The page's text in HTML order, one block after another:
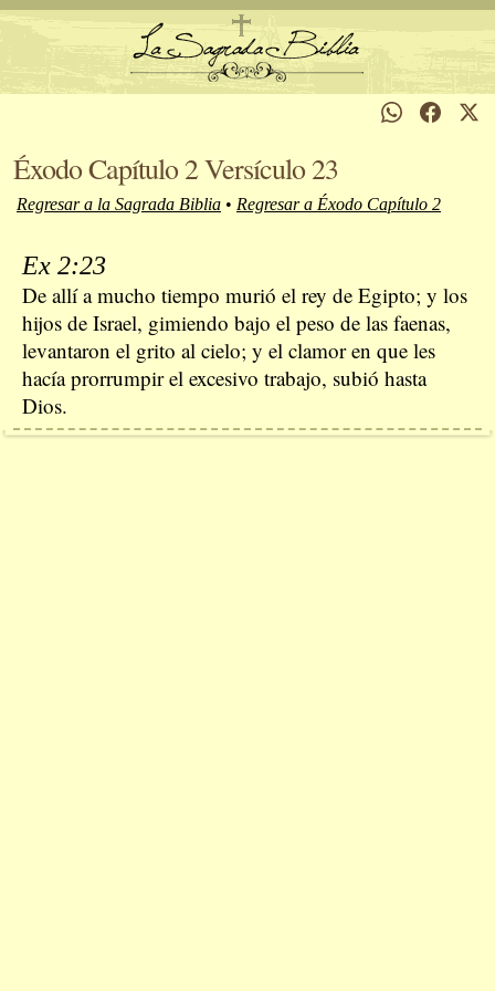
Éxodo Capítulo 2 Versículo 23
Regresar a la Sagrada Biblia • Regresar a Éxodo Capítulo 2
Ex 2:23
De allí a mucho tiempo murió el rey de Egipto; y los
hijos de Israel, gimiendo bajo el peso de las faenas,
levantaron el grito al cielo; y el clamor en que les
hacía prorrumpir el excesivo trabajo, subió hasta
Dios.